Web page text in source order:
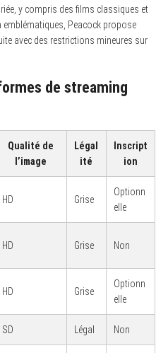
y compris des films classiques et
Peacock propose
avec des restrictions mineures sur
de streaming
Qualité de
l’image
Légal
ité
Inscript
ion
HD Grise
Optionn
elle
HD Grise Non
HD Grise
Optionn
elle
SD Légal Non